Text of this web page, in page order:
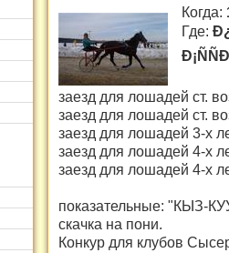
Когда:
Где:
заезд для лошадей ст.
заезд для лошадей ст.
заезд для лошадей 3-х
заезд для лошадей 4-х
заезд для лошадей 4-х
показательные: "КЫЗ-
скачка на пони.
Конкур для клубов